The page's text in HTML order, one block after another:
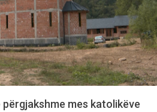
mes katolikëve